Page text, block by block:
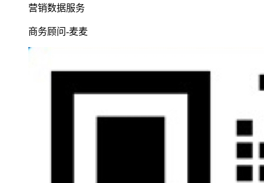
营销数据服务
商务顾问-麦麦